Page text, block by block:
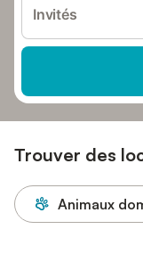
Invités
Trouver des
Animaux